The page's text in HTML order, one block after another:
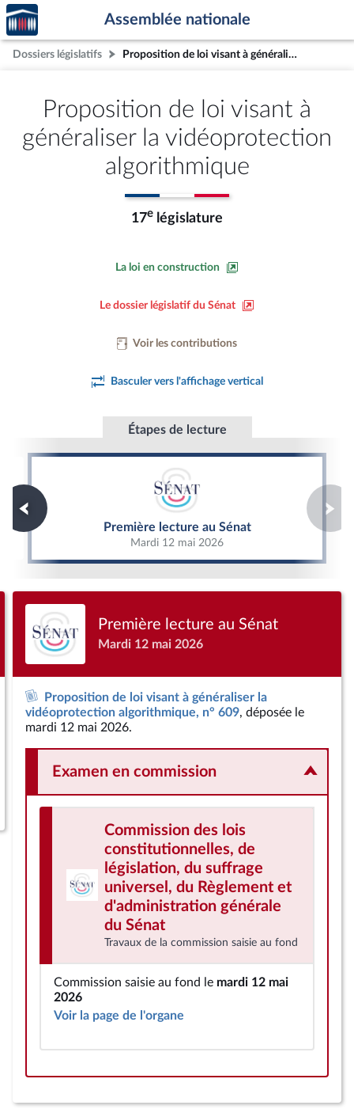
Aller au contenu
Aller en bas de la page
Accèder
à la
page
d'accueil
Assemblée nationale
Dossiers législatifs Proposition de loi visant à généraliser la vidéoprotection algorithmique
Proposition de loi visant à
généraliser la vidéoprotection
algorithmique
17e législature
La loi en construction
Le dossier législatif du Sénat
Voir les contributions
Basculer vers l'affichage vertical
Étapes de lecture
Première lecture au Sénat
Mardi 12 mai 2026
Première lecture au Sénat
Première lecture au Sénat
Mardi 12 mai 2026
Proposition de loi visant à généraliser la
vidéoprotection algorithmique, n° 609, déposée le
mardi 12 mai 2026.
Examen en commission
Commission des lois
constitutionnelles, de
législation, du suffrage
universel, du Règlement et
d'administration générale
du Sénat
Travaux de la commission saisie au fond
Commission saisie au fond le mardi 12 mai
2026
Voir la page de l'organe